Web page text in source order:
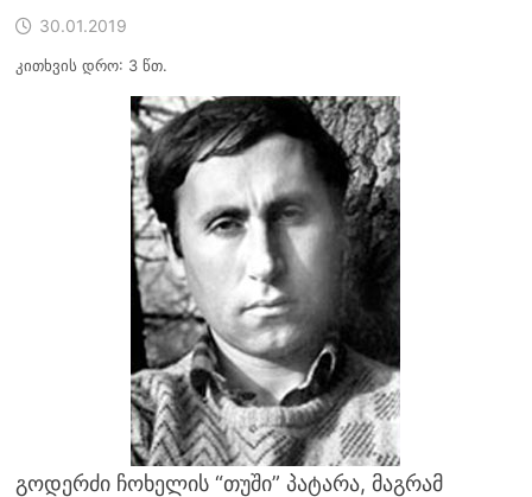
30.01.2019
კითხვის დრო: 3 წთ.
გოდერძი ჩოხელის “თუში” პატარა, მაგრამ